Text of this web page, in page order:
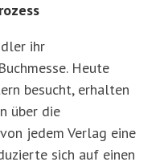
ihr
Heute
besucht, erhalten
über die
jedem Verlag eine
sich auf einen